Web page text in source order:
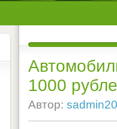
1000
Автор: